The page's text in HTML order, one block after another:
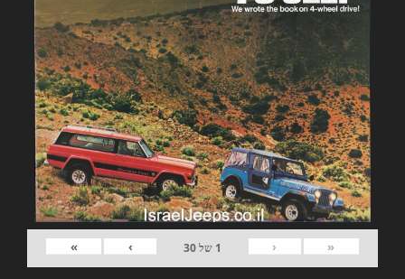
«
‹
1 של30
›
»